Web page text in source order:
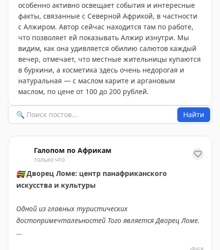
особенно активно освещает события и интересные
факты, связанные с Северной Африкой, в частности
с Алжиром. Автор сейчас находится там по работе,
что позволяет ей показывать Алжир изнутри. Мы
видим, как она удивляется обилию салютов каждый
вечер, отмечает, что местные жительницы купаются
в буркини, а косметика здесь очень недорогая и
натуральная — с маслом карите и аргановым
маслом, по цене от 100 до 200 рублей.
Найти
Галопом по Африкам
только что
🇹🇬 Дворец Ломе: центр панафриканского
искусства и культуры
Одной из главных туристических
достопримечталеьностей Того является Дворец Ломе.